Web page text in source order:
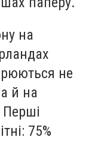
на
не
й на
75%